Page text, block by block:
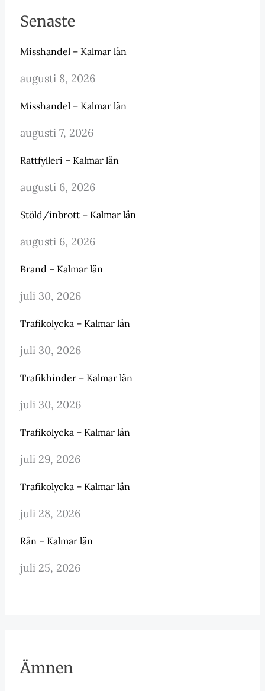
Senaste
Misshandel – Kalmar län
augusti 8, 2026
Misshandel – Kalmar län
augusti 7, 2026
Rattfylleri – Kalmar län
augusti 6, 2026
Stöld/inbrott – Kalmar län
augusti 6, 2026
Brand – Kalmar län
juli 30, 2026
Trafikolycka – Kalmar län
juli 30, 2026
Trafikhinder – Kalmar län
juli 30, 2026
Trafikolycka – Kalmar län
juli 29, 2026
Trafikolycka – Kalmar län
juli 28, 2026
Rån – Kalmar län
juli 25, 2026
Ämnen